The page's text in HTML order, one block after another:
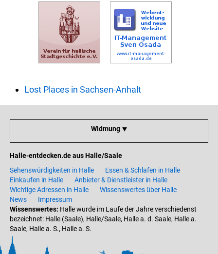
Lost Places in Sachsen-Anhalt
Widmung ⯆
Halle-entdecken.de aus Halle/Saale
Sehenswürdigkeiten in Halle
Essen & Schlafen in Halle
Einkaufen in Halle
Anbieter & Dienstleister in Halle
Wichtige Adressen in Halle
Wissenswertes über Halle
News
Impressum
Wissenswertes: Halle wurde im Laufe der Jahre verschiedenst
bezeichnet: Halle (Saale), Halle/Saale, Halle a. d. Saale, Halle a.
Saale, Halle a. S., Halle a. S.